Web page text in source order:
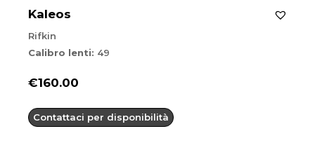
Kaleos
Rifkin
Calibro lenti: 49
€160.00
Contattaci per disponibilità